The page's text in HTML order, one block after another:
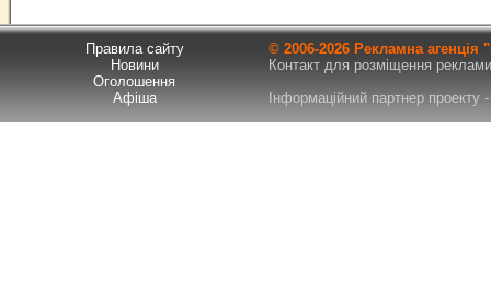
Правила сайту
Новини
Оголошення
Афіша
© 2006-2026 Рекламна
Контакт для розміщення
Інформаційний партнер проекту